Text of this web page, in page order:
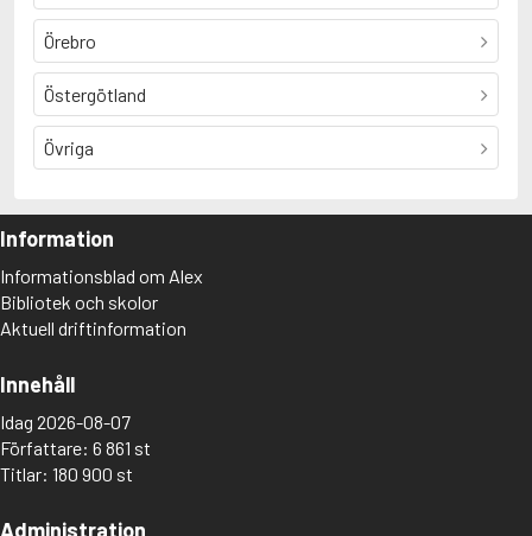
Örebro
Östergötland
Övriga
Information
Informationsblad om Alex
Bibliotek och skolor
Aktuell driftinformation
Innehåll
Idag 2026-08-07
Författare: 6 861 st
Titlar: 180 900 st
Administration